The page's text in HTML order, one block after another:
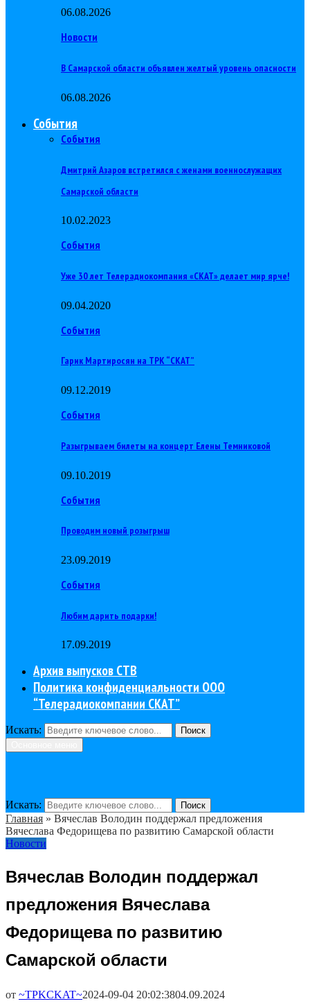
06.08.2026
Новости
В Самарской области объявлен желтый уровень опасности
06.08.2026
События
События
Дмитрий Азаров встретился с женами военнослужащих
Самарской области
10.02.2023
События
Уже 30 лет Телерадиокомпания «СКАТ» делает мир ярче!
09.04.2020
События
Гарик Мартиросян на ТРК “СКАТ”
09.12.2019
События
Разыгрываем билеты на концерт Елены Темниковой
09.10.2019
События
Проводим новый розыгрыш
23.09.2019
События
Любим дарить подарки!
17.09.2019
Архив выпусков СТВ
Политика конфиденциальности ООО
“Телерадиокомпании СКАТ”
Искать:
Поиск
Искать: Поиск
Главная » Вячеслав Володин поддержал предложения
Вячеслава Федорищева по развитию Самарской области
Новости
Вячеслав Володин поддержал
предложения Вячеслава
Федорищева по развитию
Самарской области
от ~TPKCKAT~2024-09-04 20:02:3804.09.2024